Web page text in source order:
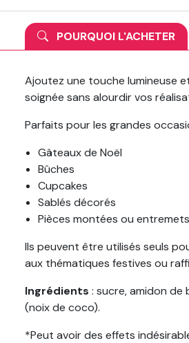
POURQUOI L'ACHETER
Ajoutez une touche lumineuse
soignée sans alourdir vos
Parfaits pour les grandes
Gâteaux de Noël
Bûches
Cupcakes
Sablés décorés
Pièces montées ou entremets
Ils peuvent être utilisés seuls
aux thématiques festives ou
Ingrédients : sucre, amidon de
(noix de coco).
*Peut avoir des effets